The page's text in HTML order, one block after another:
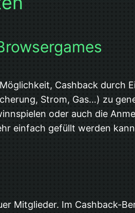
Cashback durch
Strom, Gas…) zu
oder auch die
einfach gefüllt werden
Mitglieder. Im Cashback-